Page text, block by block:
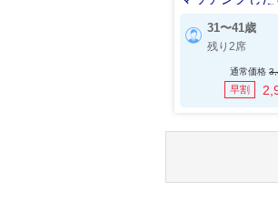
31〜41歳
残り2席
通常価格
早割